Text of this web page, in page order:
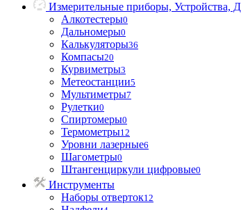
Измерительные приборы, Устройства,
Алкотестеры0
Дальномеры0
Калькуляторы36
Компасы20
Курвиметры3
Метеостанции5
Мультиметры7
Рулетки0
Спиртомеры0
Термометры12
Уровни лазерные6
Шагометры0
Штангенциркули цифровые0
Инструменты
Наборы отверток12